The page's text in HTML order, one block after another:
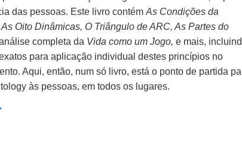
das pessoas. Este livro contém As Condições da
Oito Dinâmicas, O Triângulo de ARC, As Partes do
completa da Vida como um Jogo, e mais,
para aplicação individual destes princípios no
Aqui, então, num só livro, está o ponto de partida
às pessoas, em todos os lugares.